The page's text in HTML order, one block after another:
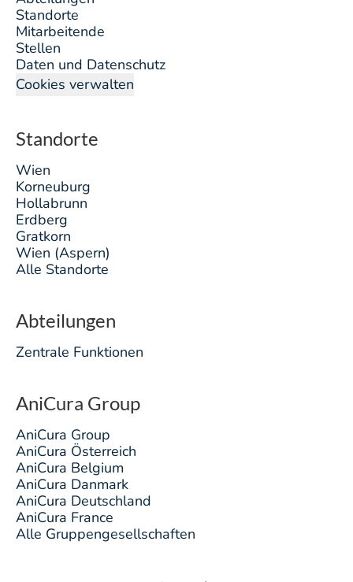
Standorte
Mitarbeitende
Stellen
Daten und Datenschutz
Cookies verwalten
Standorte
Wien
Korneuburg
Hollabrunn
Erdberg
Gratkorn
Wien (Aspern)
Alle Standorte
Abteilungen
Zentrale Funktionen
AniCura Group
AniCura Group
AniCura Österreich
AniCura Belgium
AniCura Danmark
AniCura Deutschland
AniCura France
Alle Gruppengesellschaften